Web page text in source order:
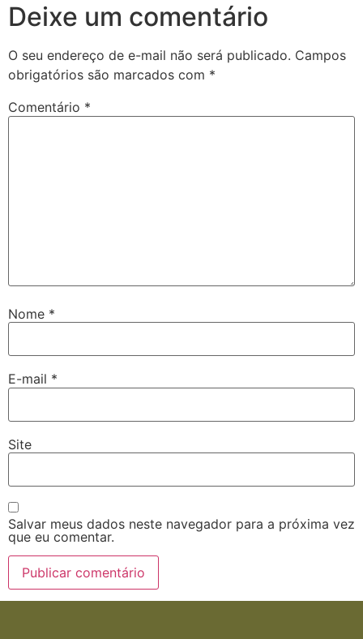
Deixe um comentário
O seu endereço de e-mail não será publicado. Campos
obrigatórios são marcados com *
Comentário *
Nome *
E-mail *
Site
Salvar meus dados neste navegador para a próxima vez
que eu comentar.